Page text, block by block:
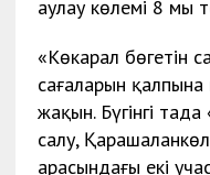
аулау көлемі 8 мың
«Көкарал бөгетін
сағаларын қалпына
жақын. Бүгінгі
салу,
арасындағы екі